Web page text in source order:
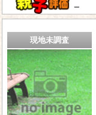
－
現地未調査